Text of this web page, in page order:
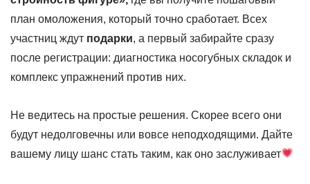
план омоложения, который точно сработает. Всех
участниц ждут подарки, а первый забирайте сразу
после регистрации: диагностика носогубных складок и
комплекс упражнений против них.
Не ведитесь на простые решения. Скорее всего они
будут недолговечны или вовсе неподходящими. Дайте
вашему лицу шанс стать таким, как оно заслуживает